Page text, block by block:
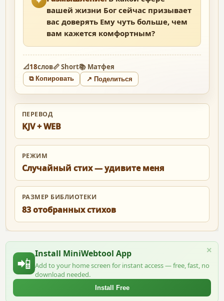
вашей жизни Бог сейчас призывает
вас доверять Ему чуть больше, чем
вам кажется комфортным?
📐18слов📏 Short📚 Матфея
⧉ Копировать ↗ Поделиться
ПЕРЕВОД
KJV + WEB
РЕЖИМ
Случайный стих — удивите меня
РАЗМЕР БИБЛИОТЕКИ
83 отобранных стихов
📲
Install MiniWebtool App
Add to your home screen for instant access — free, fast, no
download needed.
Install Free
×